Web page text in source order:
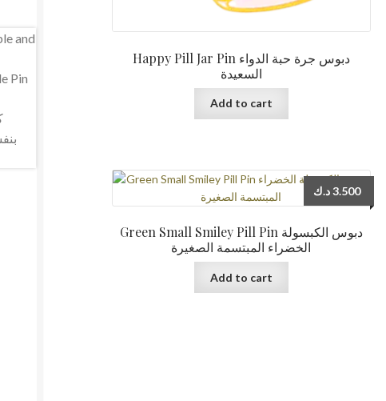
Happy Pill Jar Pin دبوس جرة حبة الدواء
السعيدة
Add to cart
Green Small Smiley Pill Pin دبوس الكبسولة
الخضراء المبتسمة الصغيرة
3.500د.ك
Add to cart